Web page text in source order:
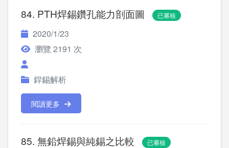
84. PTH焊錫鑽孔能力剖面圖 已審核
2020/1/23
瀏覽 2191 次
銲錫解析
閱讀更多
85. 無鉛焊錫與純錫之比較 已審核